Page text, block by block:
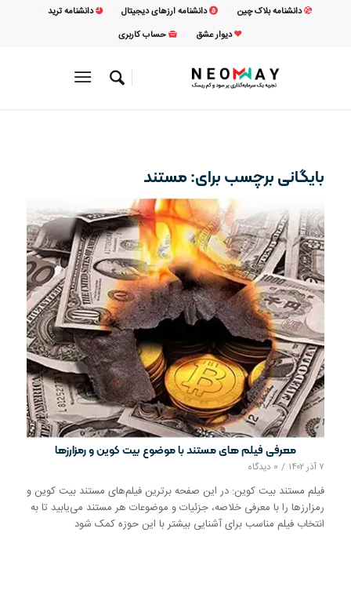
دانشنامه بلاک چین دانشنامه ارزهای دیجیتال
دانشنامه ترید
دیوار عشق
حساب کاربری
بایگانی برچسب برای:مستند
معرفی فیلم های مستند با موضوع بیت کوین و رمزارزها
۷ آذر ۱۴۰۲ / 0 دیدگاه
فیلم مستند بیت کوین: در این صفحه برترین فیلم‌های مستند بیت کوین و
رمزارزها را با معرفی خلاصه، جزئیات و موضوعات هر مستند می‌یابید تا به
انتخاب فیلم مناسب برای آشنایی بیشتر با این حوزه کمک شود